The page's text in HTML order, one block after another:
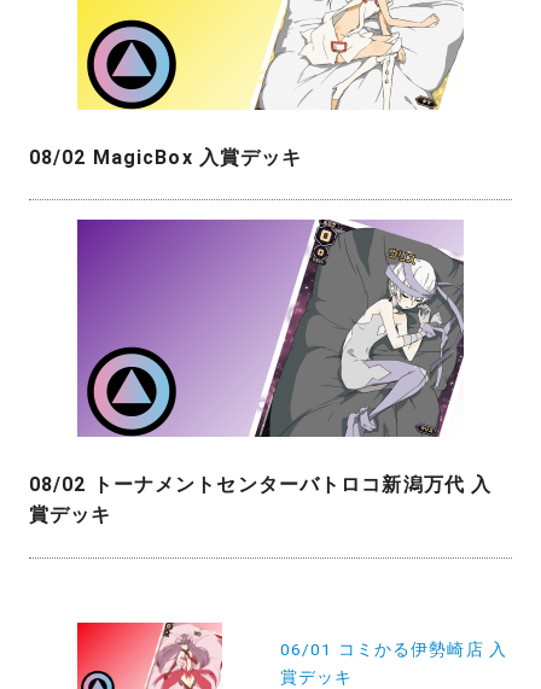
08/02 MagicBox 入賞デッキ
08/02 トーナメントセンターバトロコ新潟万代 入
賞デッキ
06/01 コミかる伊勢崎店 入
賞デッキ